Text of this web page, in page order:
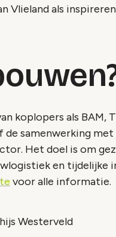
Vlieland als
koplopers als BAM,
samenwerking
Het doel is om
en tijdelijke
voor alle informatie.
Westerveld